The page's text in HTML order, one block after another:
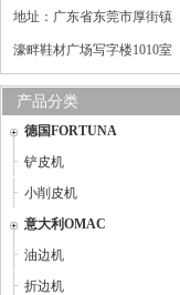
地址：广东省东莞市厚街镇
濠畔鞋材广场写字楼1010室
产品分类
德国FORTUNA
铲皮机
小削皮机
意大利OMAC
油边机
折边机